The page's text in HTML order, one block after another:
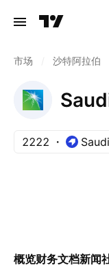
市场 沙特阿拉伯
2222
概览财务文档新闻